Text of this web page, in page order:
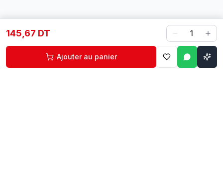
145,67 DT 1
Ajouter au panier